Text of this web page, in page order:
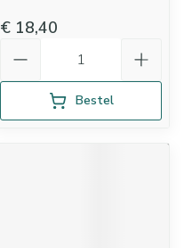
€ 18,40
Bestel